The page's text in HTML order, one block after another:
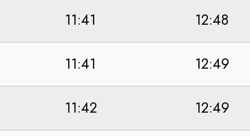
11:41 12:48
11:41 12:49
11:42 12:49